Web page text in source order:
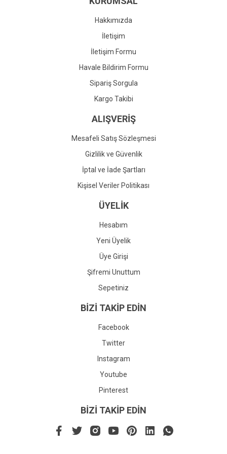
Gönder
Hakkımızda
İletişim
İletişim Formu
Havale Bildirim Formu
Sipariş Sorgula
Kargo Takibi
ALIŞVERİŞ
Mesafeli Satış Sözleşmesi
Gizlilik ve Güvenlik
İptal ve İade Şartları
Kişisel Veriler Politikası
ÜYELİK
Hesabım
Yeni Üyelik
Üye Girişi
Şifremi Unuttum
Sepetiniz
BİZİ TAKİP EDİN
Facebook
Twitter
Instagram
Youtube
Pinterest
BİZİ TAKİP EDİN